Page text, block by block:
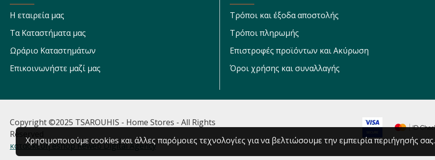
Η εταιρεία μας
Τα Καταστήματα μας
Ωράριο Καταστημάτων
Επικοινωνήστε μαζί μας
Τρόποι και έξοδα αποστολής
Τρόποι πληρωμής
Επιστροφές προϊόντων και Ακύρωση
Όροι χρήσης και συναλλαγής
Copyright ©2025 TSAROUHIS - Home Stores - All Rights
Reserved
κατασκευή eshop Reweb Digital Agency
Χρησιμοποιούμε cookies και άλλες παρόμοιες τεχνολογίες για να βελτιώσουμε την εμπειρία περιήγησής σας.